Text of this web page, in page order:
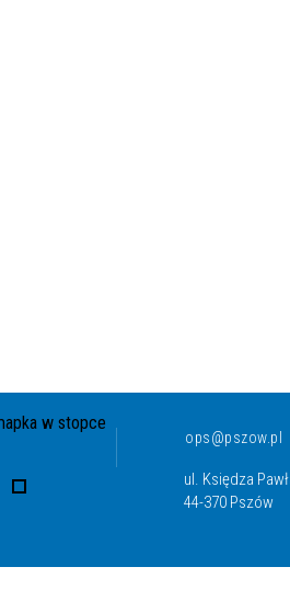
ops@pszow.pl
ul. Księdza
44-370 Pszów